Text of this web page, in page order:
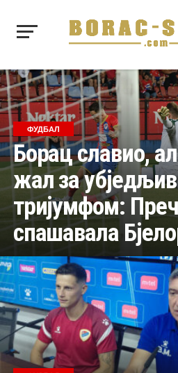
ФУДБАЛ
Борац славио,
жал за
тријумфом:
спашавала